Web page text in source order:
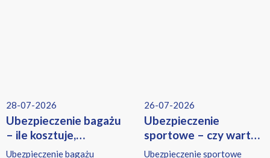
28-07-2026
Ubezpieczenie bagażu
– ile kosztuje,
co obejmuje i czy warto
Ubezpieczenie bagażu
26-07-2026
Ubezpieczenie
sportowe – czy warto
je kupić?
Ubezpieczenie sportowe